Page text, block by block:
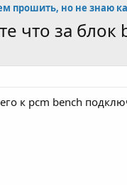
прошить, но не знаю
что за
к pcm bench